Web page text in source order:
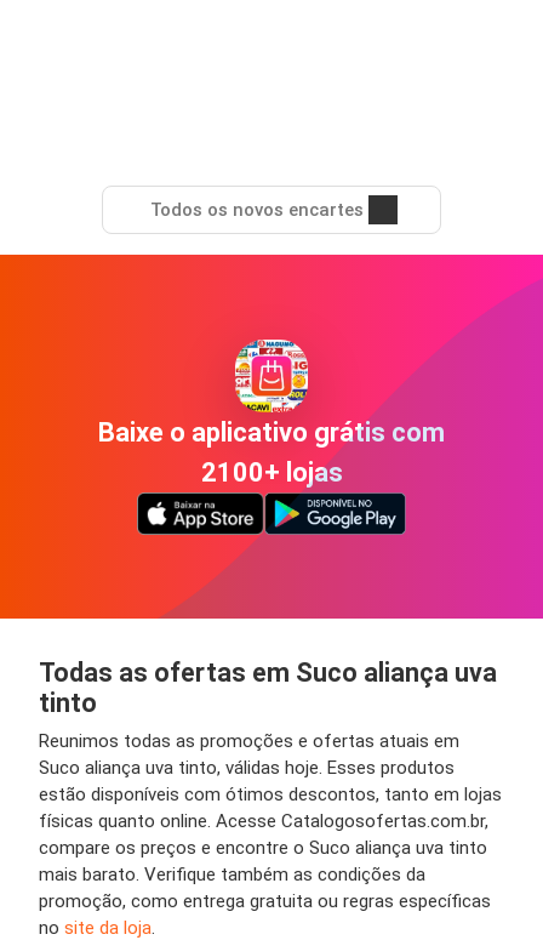
Todos os novos encartes
Baixe o aplicativo grátis com
2100+ lojas
Todas as ofertas em Suco aliança uva
tinto
Reunimos todas as promoções e ofertas atuais em
Suco aliança uva tinto, válidas hoje. Esses produtos
estão disponíveis com ótimos descontos, tanto em lojas
físicas quanto online. Acesse Catalogosofertas.com.br,
compare os preços e encontre o Suco aliança uva tinto
mais barato. Verifique também as condições da
promoção, como entrega gratuita ou regras específicas
no site da loja.